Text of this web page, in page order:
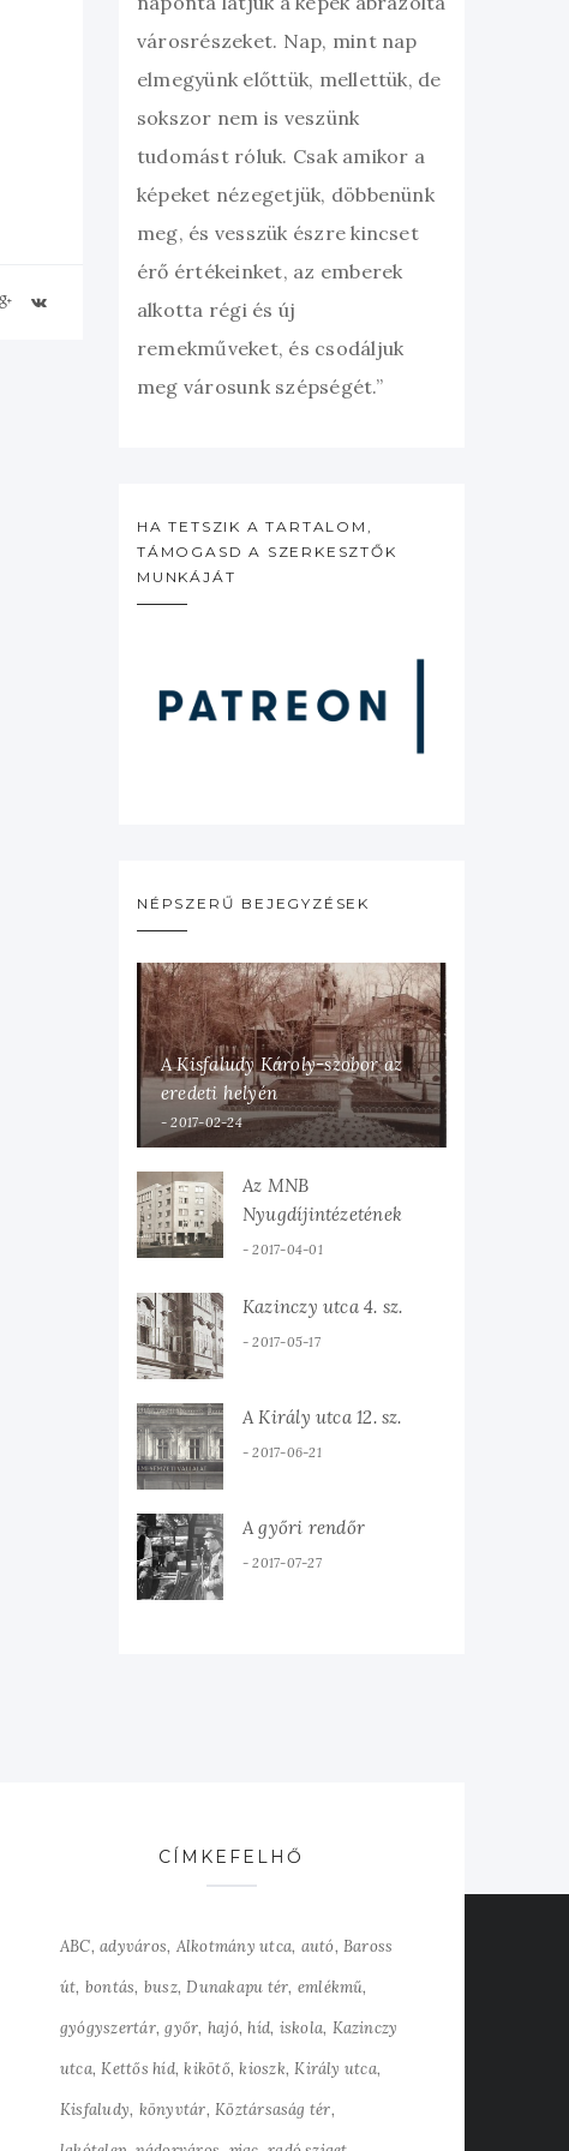
városrészeket. Nap, mint nap
elmegyünk előttük, mellettük, de
sokszor nem is veszünk
tudomást róluk. Csak amikor a
képeket nézegetjük, döbbenünk
meg, és vesszük észre kincset
érő értékeinket, az emberek
alkotta régi és új
remekműveket, és csodáljuk
meg városunk szépségét.”
HA TETSZIK A TARTALOM,
TÁMOGASD A SZERKESZTŐK
MUNKÁJÁT
NÉPSZERŰ BEJEGYZÉSEK
A Kisfaludy Károly-szobor az
eredeti helyén
2017-02-24
Az MNB
Nyugdíjintézetének
bérháza
2017-04-01
Kazinczy utca 4. sz.
2017-05-17
A Király utca 12. sz.
2017-06-21
A győri rendőr
2017-07-27
CÍMKEFELHŐ
ABC adyváros Alkotmány utca autó Baross
út bontás busz Dunakapu tér emlékmű
gyógyszertár győr hajó híd iskola Kazinczy
utca Kettős híd kikötő kioszk Király utca
Kisfaludy könyvtár Köztársaság tér